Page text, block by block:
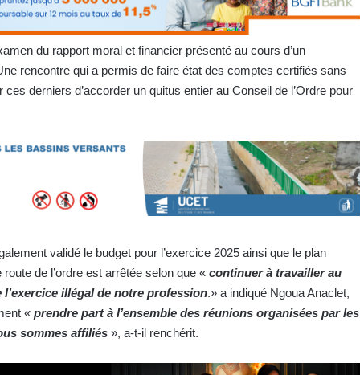
du rapport moral et financier présenté au cours d’un
rencontre qui a permis de faire état des comptes certifiés sans
derniers d’accorder un quitus entier au Conseil de l’Ordre pour
validé le budget pour l’exercice 2025 ainsi que le plan
de l’ordre est arrêtée selon que « continuer à travailler au
illégal de notre profession.» a indiqué Ngoua Anaclet,
« prendre part à l’ensemble des réunions organisées par les
sommes affiliés », a-t-il renchérit.